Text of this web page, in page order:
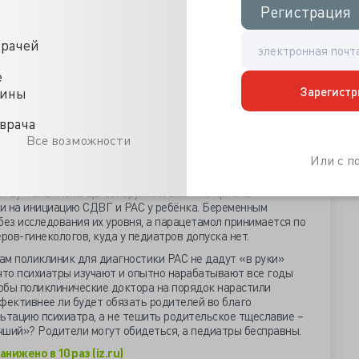
Все возможности
Регистрация
Регистрация
Или с
что явно менее 1% популяции малолеток. Ведомство
субъектах РФ реализуются пилотные проекты, целью
с риском развития ментальных нарушений, в том
диагностических маркеров РАС, а проявления
науки не способен помочь клиницистам, потому что не
заболеваний, но уверен в
учёные из Университета Северной Каролины
позволяющий выявить аутизм за год до появления
Джонса Хопкинса обвинили фолаты и В12. В
л сопряжены с двукратным, а более 600мкмоль/л
аутизма. Испанцы обнаружили влияние приёма
на инициацию СДВГ и РАС у ребёнка. Беременным
исследования их уровня, а парацетамол принимается по
гинекологов, куда у педиатров допуска нет.
поликлиник для диагностики РАС не дадут «в руки»
психиатры изучают и опытно нарабатывают все годы
поликлинические доктора на порядок нарастили
ли будет обязать родителей во благо
психиатра, а не тешить родительское тщеславие –
Родители могут обидеться, а педиатры бесправны.
в 10 раз (iz.ru)